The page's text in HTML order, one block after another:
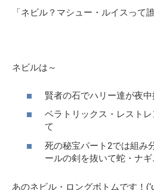
「ネビル？マシュー・ルイスって誰
ネビルは～
賢者の石でハリー達が夜
ベラトリックス・レスト
て
死の秘宝パート2では組み
ールの剣を抜いて蛇・ナ
あのネビル・ロングボトムです！